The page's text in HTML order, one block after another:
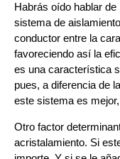
Habrás oído hablar
sistema de
conductor entre la
favoreciendo así la
es una característica
pues, a diferencia de
este sistema es
Otro factor
acristalamiento. Si